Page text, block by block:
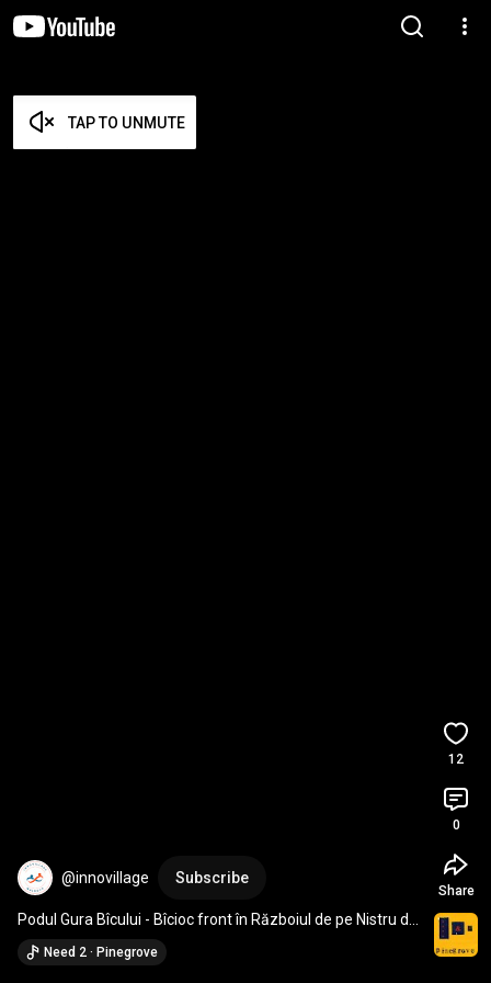
TAP TO UNMUTE
@innovillage Subscribe
Podul Gura Bîcului - Bîcioc front în Războiul de pe Nistru din
1992
Need 2 · Pinegrove
12
0
Share